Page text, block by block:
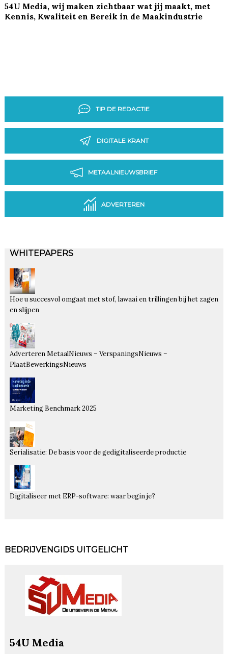
54U Media, wij maken zichtbaar wat jij maakt, met
Kennis, Kwaliteit en Bereik in de Maakindustrie
TIP DE REDACTIE
DIGITALE KRANT
METAALNIEUWSBRIEF
ADVERTEREN
WHITEPAPERS
Hoe u succesvol omgaat met stof, lawaai en trillingen bij het zagen
en slijpen
Adverteren MetaalNieuws – VerspaningsNieuws –
PlaatBewerkingsNieuws
Marketing Benchmark 2025
Serialisatie: De basis voor de gedigitaliseerde productie
Digitaliseer met ERP-software: waar begin je?
BEDRIJVENGIDS UITGELICHT
54U Media